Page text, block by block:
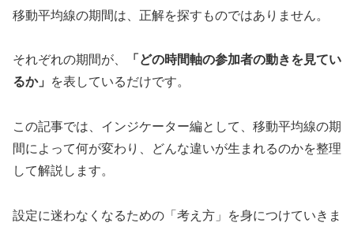
移動平均線の期間は、正解を探すものではありません。
それぞれの期間が、
「どの時間軸の参加者の動きを見てい
るか」
を表しているだけです。
この記事では、インジケーター編として、移動平均線の期
間によって何が変わり、どんな違いが生まれるのかを整理
して解説します。
設定に迷わなくなるための「考え方」を身につけていきま